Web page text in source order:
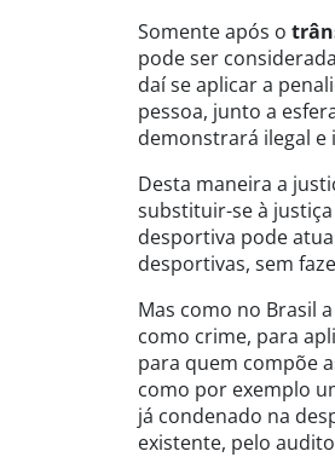
Somente após o
pode ser
daí se aplicar a
pessoa, junto a
demonstrará ilegal e
Desta maneira a
substituir-se à
desportiva pode
desportivas, sem
Mas como no Brasil
como crime, para
para quem compõe
como por exemplo
já condenado na
existente, pelo